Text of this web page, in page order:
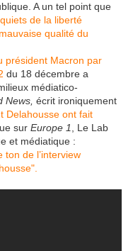
A un tel point que
de la liberté
qualité du
président Macron par
du 18 décembre a
médiatico-
News, écrit ironiquement
Delahousse ont fait
sur Europe 1
, Le Lab
et médiatique :
de l’interview